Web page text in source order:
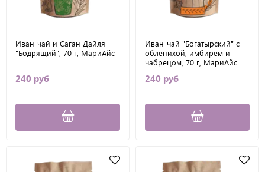
Иван-чай и Саган Дайля
"Бодрящий", 70 г, МариАйс
240 руб
Иван-чай "Богатырский" с
облепихой, имбирем и
чабрецом, 70 г, МариАйс
240 руб